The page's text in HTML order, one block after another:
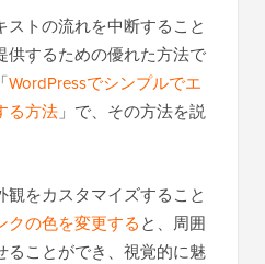
トの流れを中断すること
供するための優れた方法で
WordPressでシンプルでエ
る方法 」で、その方法を説
をカスタマイズすること
クの色を変更すると、周囲
ることができ、視覚的に魅